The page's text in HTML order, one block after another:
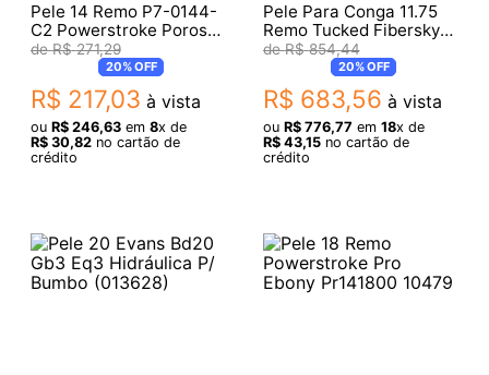
Pele 14 Remo P7-0144-
C2 Powerstroke Porosa
Circulo Transparente
R$ 271,29
20%OFF
R$ 217,03 à vista
ou R$ 246,63em 8x de
R$ 30,82no cartão de
crédito
Pele Para Conga 11.75
Remo Tucked Fiberskyn
M7-1175-F6
R$ 854,44
20%OFF
R$ 683,56 à vista
ou R$ 776,77 em 18x de
R$ 43,15no cartão de
crédito